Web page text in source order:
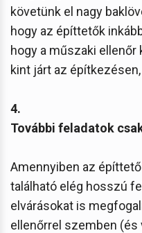
követünk el nagy
hogy az építtetők
hogy a műszaki ellenőr
kint járt az
4.
További feladatok
Amennyiben az
található elég hosszú
elvárásokat is
ellenőrrel szemben (és